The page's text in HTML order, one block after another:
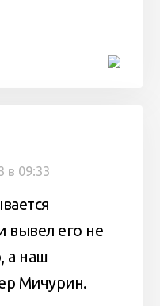
в 09:33
вывел его не
а наш
Мичурин.